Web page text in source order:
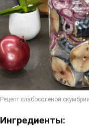
Ингредиенты: